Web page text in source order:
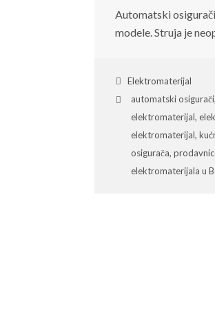
Automatski
modele. Struja je
Elektromaterijal
automatski osigurači,
elektromaterijal,
elektromaterijal,
osigurača,
elektromaterijala u